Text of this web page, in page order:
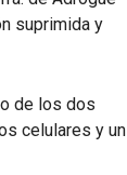
suprimida y
de los dos
celulares y un